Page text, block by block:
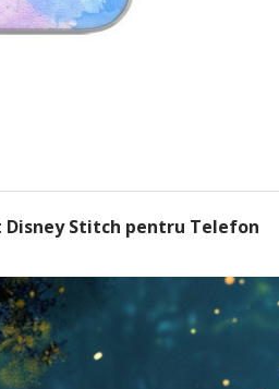
Disney Stitch pentru Telefon